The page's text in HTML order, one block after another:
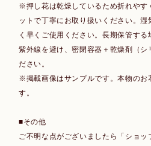
※押し花は乾燥しているため折れやす
ットで丁寧にお取り扱いください。
く早くご使用ください。長期保管する
紫外線を避け、密閉容器＋乾燥剤（シ
ださい。
※掲載画像はサンプルです。本物のお
す。
■その他
ご不明な点がございましたら「ショ